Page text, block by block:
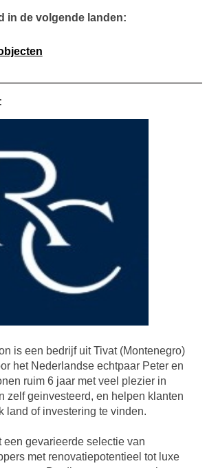
in de volgende landen:
is een bedrijf uit Tivat (Montenegro)
het Nederlandse echtpaar Peter en
ruim 6 jaar met veel plezier in
zelf geinvesteerd, en helpen klanten
land of investering te vinden.
een gevarieerde selectie van
met renovatiepotentieel tot luxe